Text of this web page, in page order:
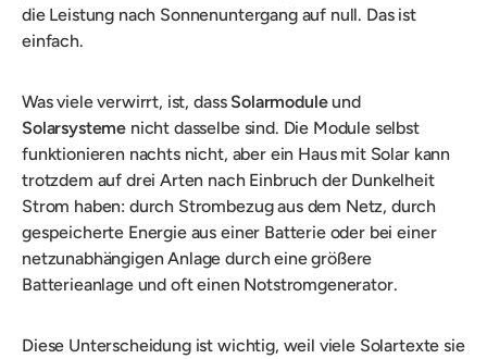
die Leistung nach Sonnenuntergang auf null. Das ist
einfach.
Was viele verwirrt, ist, dass Solarmoduleund
Solarsysteme nicht dasselbe sind. Die Module selbst
funktionieren nachts nicht, aber ein Haus mit Solar kann
trotzdem auf drei Arten nach Einbruch der Dunkelheit
Strom haben: durch Strombezug aus dem Netz, durch
gespeicherte Energie aus einer Batterie oder bei einer
netzunabhängigen Anlage durch eine größere
Batterieanlage und oft einen Notstromgenerator.
Diese Unterscheidung ist wichtig, weil viele Solartexte sie